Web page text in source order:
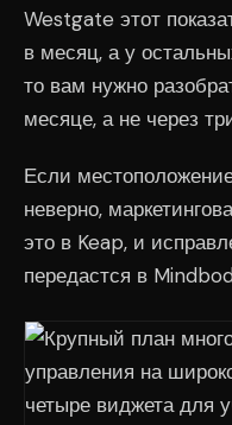
Westgate этот
в месяц, а у
то вам нужно
месяце, а не через
Если
неверно,
это в Keap, и
передастся в